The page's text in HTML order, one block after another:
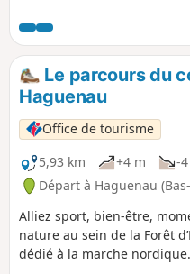
décembre 1999 qui a
la forêt, grâce à différents
présents le long du sentier.
Le parcours du
Haguenau
Office de tourisme
5,93 km
+4 m -
Départ à Haguenau
Alliez sport, bien-être,
nature au sein de la Forêt
dédié à la marche